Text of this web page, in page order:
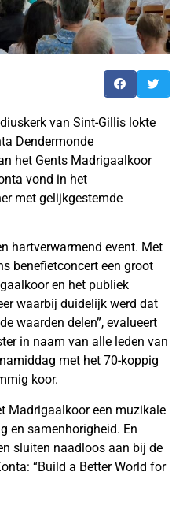
van Sint-Gillis lokte
Dendermonde
het Gents Madrigaalkoor
vond in het
met gelijkgestemde
hartverwarmend event. Met
benefietconcert een groot
en het publiek
waarbij duidelijk werd dat
waarden delen”, evalueert
in naam van alle leden van
met het 70-koppig
koor.
Madrigaalkoor een muzikale
en samenhorigheid. En
sluiten naadloos aan bij de
“Build a Better World for